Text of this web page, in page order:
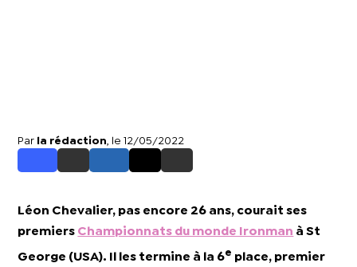
Par la rédaction , le 12/05/2022
Léon Chevalier, pas encore 26 ans, courait ses
premiers Championnats du monde Ironman à St
George (USA). Il les termine à la 6e place, premier